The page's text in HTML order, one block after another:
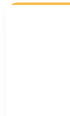
Nous aident à
(pages
mesurer
Meta/
Traceurs